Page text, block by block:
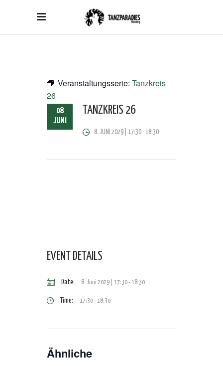
Veranstaltungsserie: Tanzkreis
26
08
JUNI
TANZKREIS 26
8. JUNI 2029 | 17:30-18:30
EVENT DETAILS
Date: 8. Juni 2029 | 17:30-18:30
Time: 17:30 - 18:30
Ähnliche